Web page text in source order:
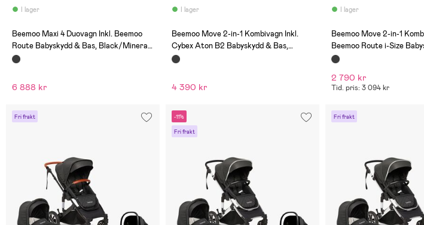
I lager
(0)
Beemoo Maxi 4 Duovagn Inkl. Beemoo
Route Babyskydd & Bas, Black/Mineral
Gray
6 888 kr
I lager
(0)
Beemoo Move 2-in-1 Kombivagn Inkl.
Cybex Aton B2 Babyskydd & Bas,
Black/Volcano Black
4 390 kr
I lager
(0)
Beemoo Move 2-in-1
Beemoo Route i-Size
Black/Black Stone
2 790 kr
Tid. pris: 3 094 kr
Fri frakt -11%
Fri frakt
Fri frakt